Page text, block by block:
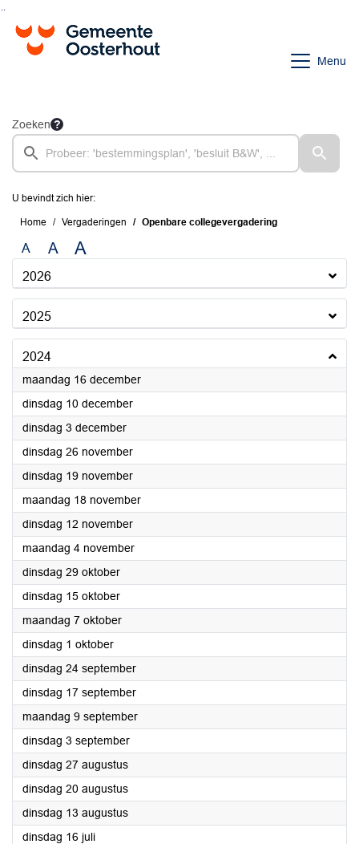
Menu
Zoeken
U bevindt zich hier:
Home Vergaderingen Openbare collegevergadering
A A A
2026
2025
2024
maandag 16 december2024
dinsdag 10 december2024
dinsdag 3 december2024
dinsdag 26 november2024
dinsdag 19 november2024
maandag 18 november2024
dinsdag 12 november2024
maandag 4 november2024
dinsdag 29 oktober2024
dinsdag 15 oktober2024
maandag 7 oktober2024
dinsdag 1 oktober2024
dinsdag 24 september2024
dinsdag 17 september2024
maandag 9 september2024
dinsdag 3 september2024
dinsdag 27 augustus2024
dinsdag 20 augustus2024
dinsdag 13 augustus2024
dinsdag 16 juli2024